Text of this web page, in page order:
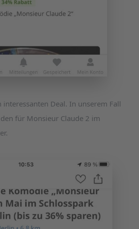
interessanten Deal. In unserem Fall
für Monsieur Claude 2 im